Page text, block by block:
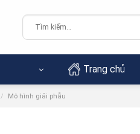
Tìm
kiếm:
Trang chủ
/ Mô hình giải phẫu